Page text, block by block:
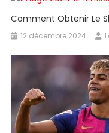
Comment Obtenir Le
12 décembre 2024